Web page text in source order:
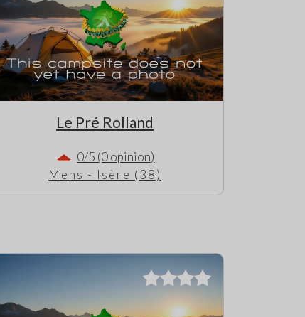
Le Pré Rolland
0/5 (0 opinion)
Mens - Isère (38)